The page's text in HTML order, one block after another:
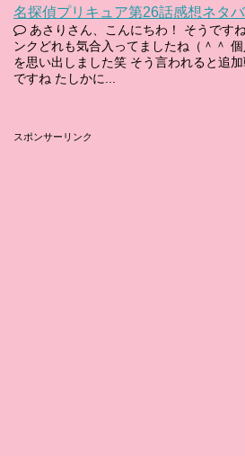
名探偵プリキュア第26話感想ネタ
あさりさん、こんにちわ！ そうです
ンクどれも気合入ってましたね（＾＾
を思い出しました笑 そう言われると追
ですね たしかに...
スポンサーリンク